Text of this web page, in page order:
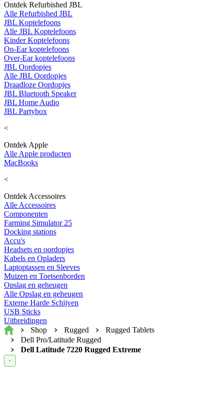
Ontdek Refurbished JBL
Alle Refurbished JBL
JBL Koptelefoons
Alle JBL Koptelefoons
Kinder Koptelefoons
On-Ear koptelefoons
Over-Ear koptelefoons
JBL Oordopjes
Alle JBL Oordopjes
Draadloze Oordopjes
JBL Bluetooth Speaker
JBL Home Audio
JBL Partybox
<
Ontdek Apple
Alle Apple producten
MacBooks
<
Ontdek Accessoires
Alle Accessoires
Componenten
Farming Simulator 25
Docking stations
Accu's
Headsets en oordopjes
Kabels en Opladers
Laptoptassen en Sleeves
Muizen en Toetsenborden
Opslag en geheugen
Alle Opslag en geheugen
Externe Harde Schijven
USB Sticks
Uitbreidingen
Home
Shop Rugged
Rugged Tablets
Dell Pro/Latitude Rugged
Dell Latitude 7220 Rugged Extreme